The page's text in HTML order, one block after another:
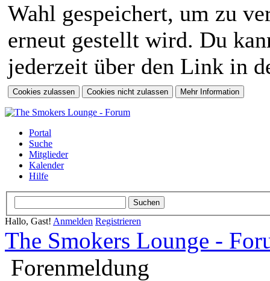
Wahl gespeichert, um zu
erneut gestellt wird. Du
jederzeit über den Link in
Portal
Suche
Mitglieder
Kalender
Hilfe
Hallo, Gast! Anmelden Registrieren
The Smokers Lounge -
Forenmeldung